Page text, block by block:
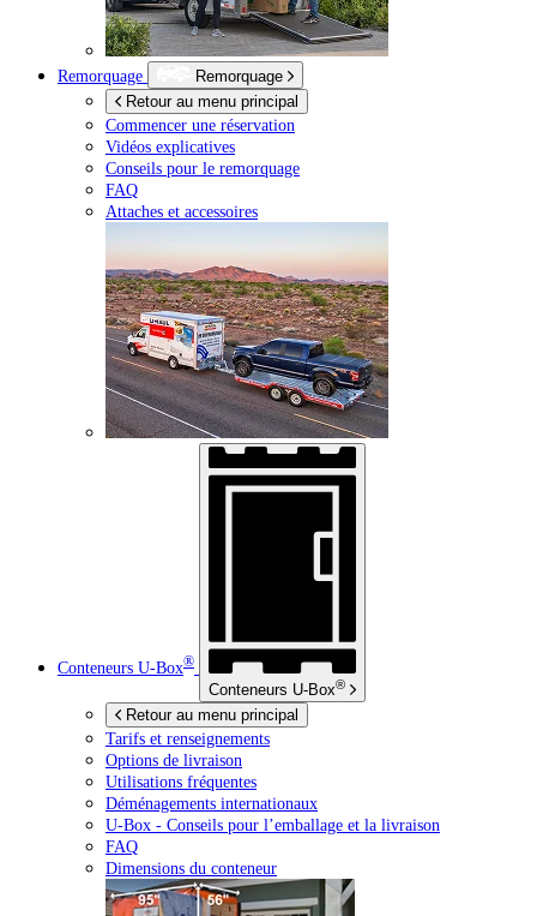
Remorquage
Remorquage
Retour au menu principal
Commencer une réservation
Vidéos explicatives
Conseils pour le remorquage
FAQ
Attaches et accessoires
Conteneurs U-Box®
Conteneurs U-Box®
Retour au menu principal
Tarifs et renseignements
Options de livraison
Utilisations fréquentes
Déménagements internationaux
U-Box - Conseils pour l’emballage et la livraison
FAQ
Dimensions du conteneur